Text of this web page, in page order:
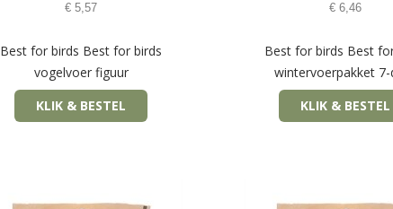
€ 5,57
Best for birds Best for birds
vogelvoer figuur
KLIK & BESTEL
€ 6,46
Best for birds Best
wintervoerpakket 7-
KLIK & BESTEL